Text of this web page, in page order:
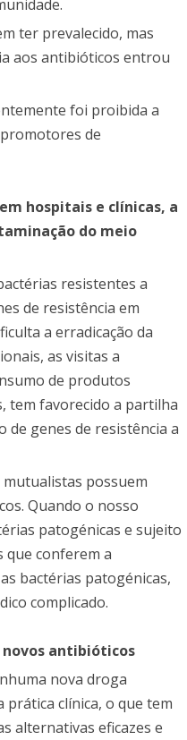
ter prevalecido, mas
aos antibióticos entrou
foi proibida a
de
hospitais e clínicas, a
do meio
resistentes a
de resistência em
a erradicação da
as visitas a
de produtos
tem favorecido a partilha
genes de resistência a
possuem
Quando o nosso
patogénicas e sujeito
que conferem a
bactérias patogénicas,
complicado.
antibióticos
nova droga
clínica, o que tem
alternativas eficazes e